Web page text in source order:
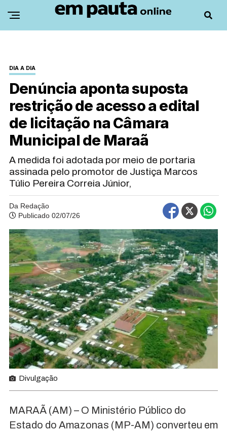
DIA A DIA
Denúncia aponta suposta
restrição de acesso a edital
de licitação na Câmara
Municipal de Maraã
A medida foi adotada por meio de portaria
assinada pelo promotor de Justiça Marcos
Túlio Pereira Correia Júnior,
Da Redação
Publicado 02/07/26
Divulgação
MARAÃ (AM) – O Ministério Público do
Estado do Amazonas (MP-AM) converteu em